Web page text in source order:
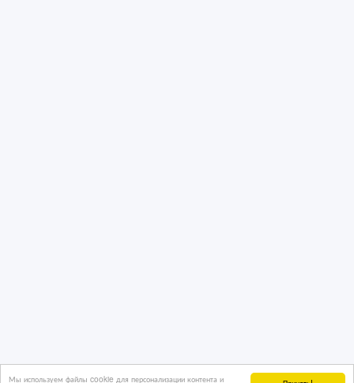
Мы используем файлы cookie для персонализации контента и